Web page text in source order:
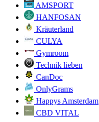
AMSPORT
HANFOSAN
Kräuterland
CULYA
Gymroom
Technik lieben
CanDoc
OnlyGrams
Happys Amsterdam
CBD VITAL